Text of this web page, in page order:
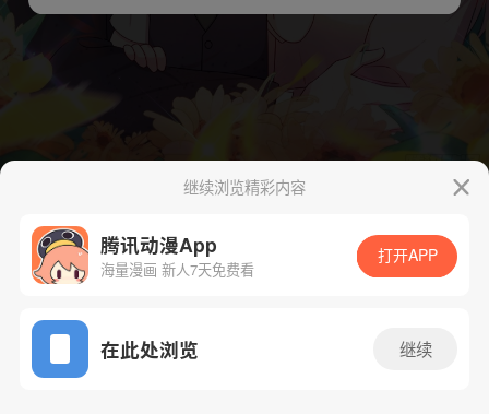
App免费看
下一话 腾漫App免费看
继续浏览精彩内容
腾讯动漫App
海量漫画 新人7天免费看
打开APP
在此处浏览 继续